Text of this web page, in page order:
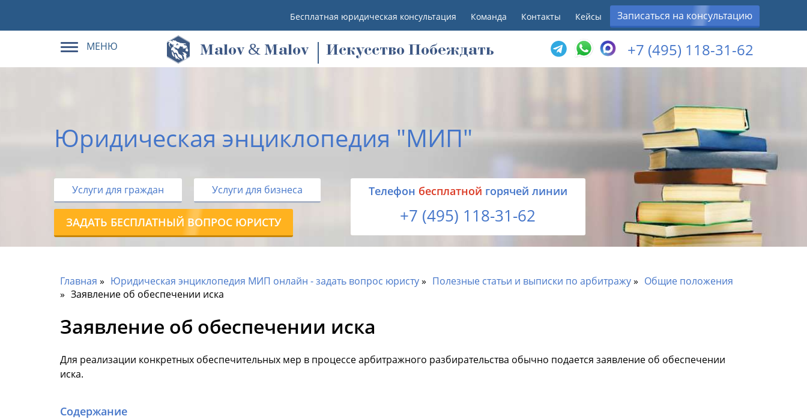
Бесплатная юридическая консультация Команда Контакты Кейсы Записаться на консультацию
МЕНЮ Malov & Malov Искусство Побеждать +7 (495) 118-31-62
Юридическая энциклопедия "МИП"
Услуги для граждан Услуги для бизнеса
ЗАДАТЬ БЕСПЛАТНЫЙ ВОПРОС ЮРИСТУ
Tелефон бесплатной горячей линии
+7 (495) 118-31-62
Главная Юридическая энциклопедия МИП онлайн - задать вопрос юристу Полезные статьи и выписки по арбитражу
Общие положения
Заявление об обеспечении иска
Заявление об обеспечении иска
Для реализации конкретных обеспечительных мер в процессе арбитражного разбирательства обычно подается заявление об обеспечении
иска.
Содержание